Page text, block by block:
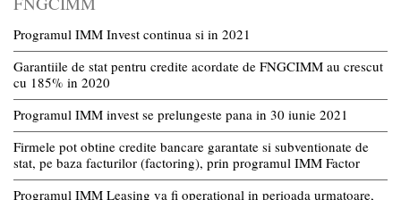
Programul IMM Invest continua si in 2021
Garantiile de stat pentru credite acordate de FNGCIMM au crescut
cu 185% in 2020
Programul IMM invest se prelungeste pana in 30 iunie 2021
Firmele pot obtine credite bancare garantate si subventionate de
stat, pe baza facturilor (factoring), prin programul IMM Factor
Programul IMM Leasing va fi operational in perioada urmatoare,